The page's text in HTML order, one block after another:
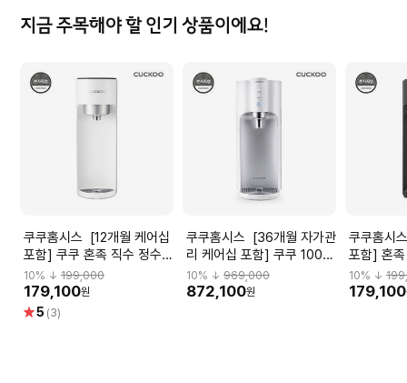
지금 주목해야 할 인기 상품이에요!
쿠쿠홈시스 [12개월 케어십
포함] 쿠쿠 혼족 직수 정수기
CP-U011W
10% ↓ 199,000
179,100원
별5 (3)
쿠쿠홈시스 [36개월 자가관
리 케어십 포함] 쿠쿠 100도
끓인물 정수기 CP-
TS100WS
10% ↓969,000
872,100원
쿠쿠홈시스 [12개월
포함] 혼
U011B
10% ↓
179,100